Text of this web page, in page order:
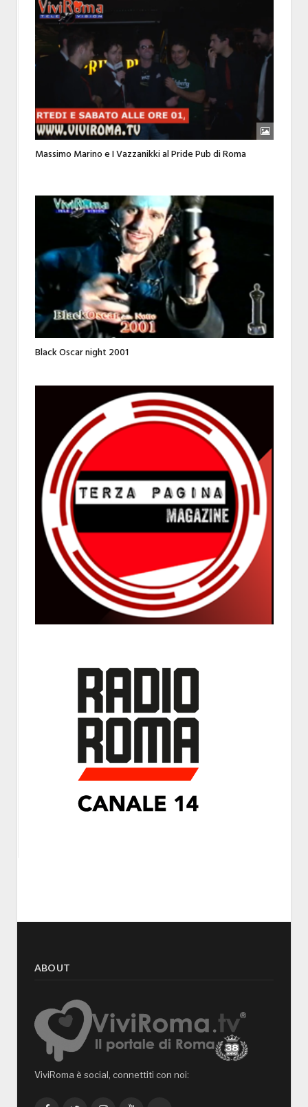
Massimo Marino e I Vazzanikki al Pride Pub di Roma
Black Oscar night 2001
ABOUT
ViviRoma è social, connettiti con noi: